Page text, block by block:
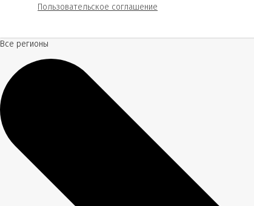
Пользовательское соглашение
Все регионы